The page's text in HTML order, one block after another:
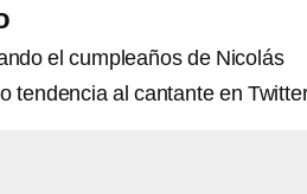
el cumpleaños de Nicolás
tendencia al cantante en